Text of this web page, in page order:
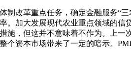
改革重点任务，确定金融服务“
加大发展现代农业重点领域的信
，但这并不意味着不作为。上一
资本市场带来了一定的暗示。